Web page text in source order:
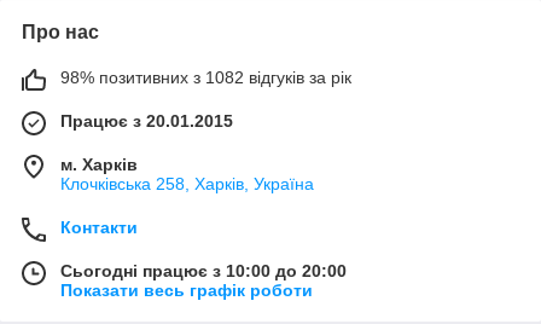
Про нас
98% позитивних з 1082 відгуків за рік
Працює з 20.01.2015
м. Харків
Клочкiвська 258, Харків, Україна
Контакти
Сьогодні працює з 10:00 до 20:00
Показати весь графік роботи